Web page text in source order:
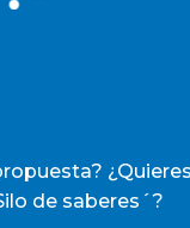
de saberes´?